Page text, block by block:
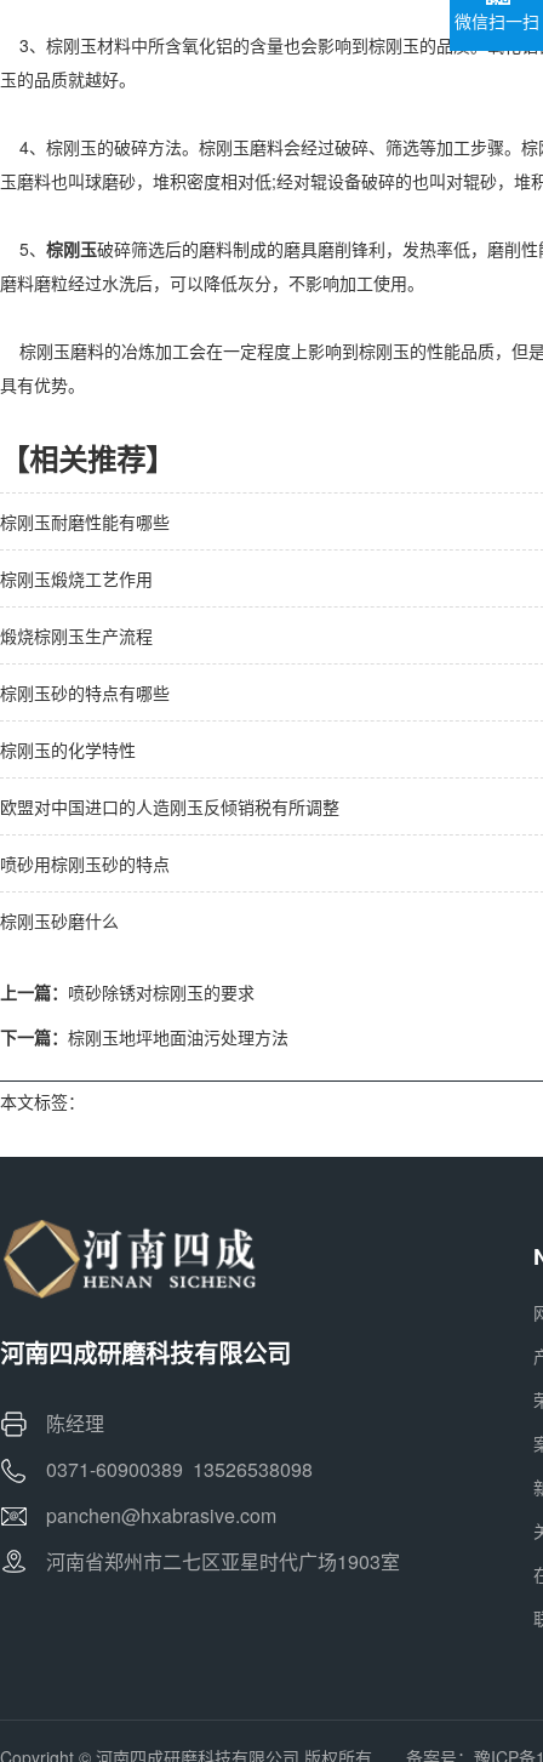
3、棕刚玉材料中所含氧化铝的含量也会影响到棕刚玉的品质。氧化
玉的品质就越好。
4、棕刚玉的破碎方法。棕刚玉磨料会经过破碎、筛选等加工步骤。
玉磨料也叫球磨砂，堆积密度相对低;经对辊设备破碎的也叫对辊砂，堆
5、 棕刚玉破碎筛选后的磨料制成的磨具磨削锋利，发热率低，磨削
磨料磨粒经过水洗后，可以降低灰分，不影响加工使用。
棕刚玉磨料的冶炼加工会在一定程度上影响到棕刚玉的性能品质，但
具有优势。
【相关推荐】
棕刚玉耐磨性能有哪些
棕刚玉煅烧工艺作用
煅烧棕刚玉生产流程
棕刚玉砂的特点有哪些
棕刚玉的化学特性
欧盟对中国进口的人造刚玉反倾销税有所调整
喷砂用棕刚玉砂的特点
棕刚玉砂磨什么
上一篇： 喷砂除锈对棕刚玉的要求
下一篇： 棕刚玉地坪地面油污处理方法
本文标签：
河南四成研磨科技有限公司
陈经理
0371-60900389 13526538098
panchen@hxabrasive.com
河南省郑州市二七区亚星时代广场1903室
Copyright © 河南四成研磨科技有限公司 版权所有 备案号： 豫ICP备
微信扫一扫